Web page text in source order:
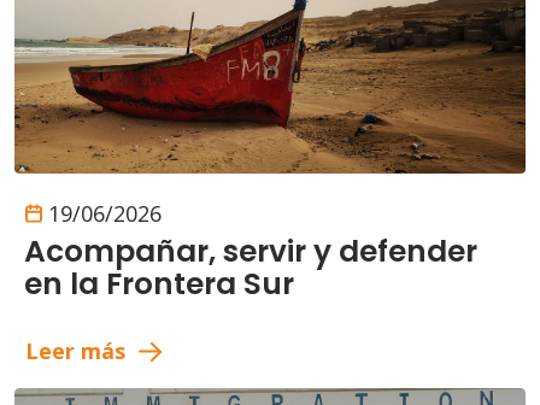
19/06/2026
Acompañar, servir y defender
en la Frontera Sur
Leer más